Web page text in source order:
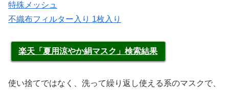
特殊メッシュ
不織布フィルター入り 1枚入り
楽天「夏用涼やか絹マスク」検索結果
使い捨てではなく、洗って繰り返し使える系のマスクで、